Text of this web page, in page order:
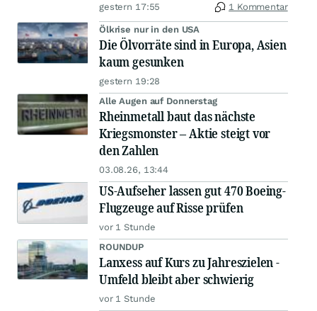
gestern 17:55 1 Kommentar
Ölkrise nur in den USA
Die Ölvorräte sind in Europa, Asien
kaum gesunken
gestern 19:28
Alle Augen auf Donnerstag
Rheinmetall baut das nächste
Kriegsmonster – Aktie steigt vor
den Zahlen
03.08.26, 13:44
US-Aufseher lassen gut 470 Boeing-
Flugzeuge auf Risse prüfen
vor 1 Stunde
ROUNDUP
Lanxess auf Kurs zu Jahreszielen -
Umfeld bleibt aber schwierig
vor 1 Stunde